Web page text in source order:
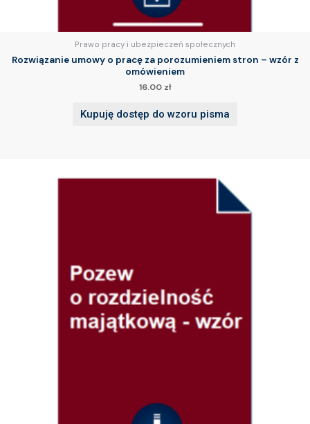
Prawo pracy i ubezpieczeń społecznych
Rozwiązanie umowy o pracę za porozumieniem stron – wzór z
omówieniem
16.00 zł
Kupuję dostęp do wzoru pisma